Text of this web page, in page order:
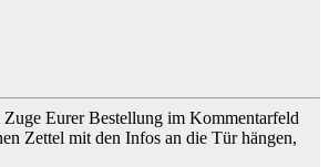
Eurer Bestellung im Kommentarfeld
Zettel mit den Infos an die Tür hängen,